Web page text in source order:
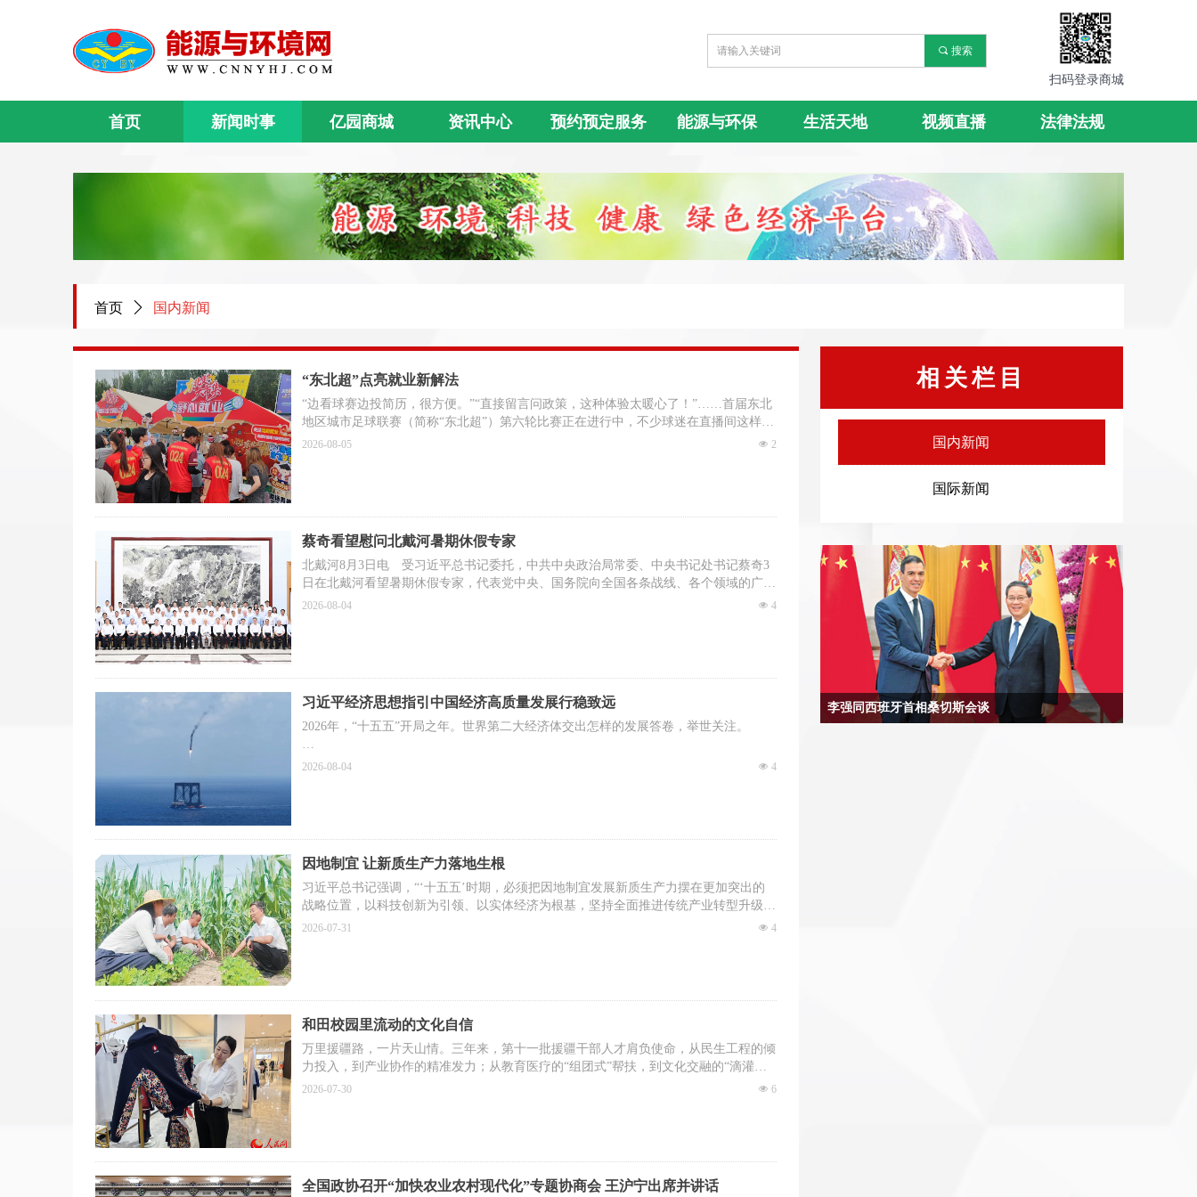
首页 新闻时事 亿园商城 资讯中心 预约预定服务 能源与环保 生活天地 视频直播 法律法规
끠 搜索
扫码登录商城
首页 ꄲ 国内新闻
“东北超”点亮就业新解法
“边看球赛边投简历，很方便。”“直接留言问政策，这种体验太暖心了！”……首届东北
地区城市足球联赛（简称“东北超”）第六轮比赛正在进行中，不少球迷在直播间这样留
言。
넶 2
2026-08-05
蔡奇看望慰问北戴河暑期休假专家
北戴河8月3日电 受习近平总书记委托，中共中央政治局常委、中央书记处书记蔡奇3
日在北戴河看望暑期休假专家，代表党中央、国务院向全国各条战线、各个领域的广大
专家人才致以诚挚问候。
넶 4
2026-08-04
习近平经济思想指引中国经济高质量发展行稳致远
2026年，“十五五”开局之年。世界第二大经济体交出怎样的发展答卷，举世关注。
上半年，面对更趋复杂严峻的国内外环境，中国经济顶住压力稳健前行，有效应对
在以习近平同志为核心的党中央坚强领导下，在习近平经济思想科学指引下，全国
上下锐意进取、迎难而上，紧抓各种机遇，用好独特优势，奋力推动高质量发展，中国
经济巨轮动力更加强劲、底气更加坚实，乘着浩荡东风劈波斩浪，驶向更加辽阔的海
넶 4
2026-08-04
因地制宜 让新质生产力落地生根
习近平总书记强调，“‘十五五’时期，必须把因地制宜发展新质生产力摆在更加突出的
战略位置，以科技创新为引领、以实体经济为根基，坚持全面推进传统产业转型升级、
积极发展新兴产业、超前布局未来产业并举，加快建设现代化产业体系。”“十五五”规
넶 4
2026-07-31
和田校园里流动的文化自信
万里援疆路，一片天山情。三年来，第十一批援疆干部人才肩负使命，从民生工程的倾
力投入，到产业协作的精准发力；从教育医疗的“组团式”帮扶，到文化交融的“滴灌
式”滋养，以实干担当书写援疆答卷，把祖国大家庭的温暖播洒在新疆各族人民心田。7
넶 6
2026-07-30
全国政协召开“加快农业农村现代化”专题协商会 王沪宁出席并讲话
相关栏目
国内新闻
国际新闻
李强同西班牙首相桑切斯会谈